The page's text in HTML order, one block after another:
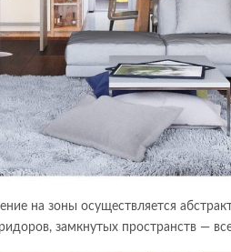
на зоны осуществляется
замкнутых пространств —